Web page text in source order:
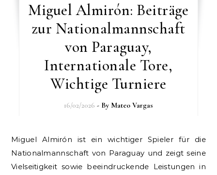
Miguel Almirón: Beiträge
zur Nationalmannschaft
von Paraguay,
Internationale Tore,
Wichtige Turniere
16/02/2026 - By Mateo Vargas
Miguel Almirón ist ein wichtiger Spieler für die
Nationalmannschaft von Paraguay und zeigt seine
Vielseitigkeit sowie beeindruckende Leistungen in